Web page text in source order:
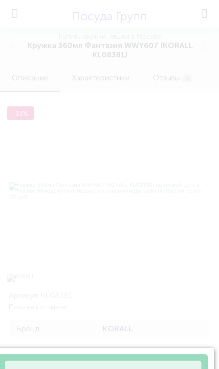
Посуда Групп
Кружка 360мл Фантазия WWY607 (KORALL
KL08381)
Описание Характеристики Отзывы
-18%
Бренд KORALL